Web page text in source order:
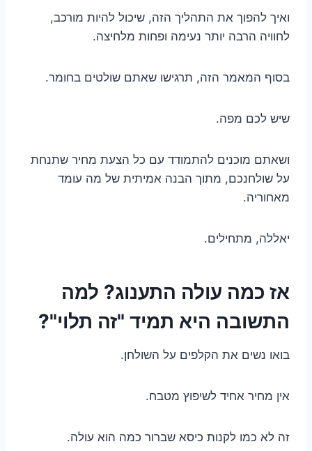
ואיך להפוך את התהליך הזה, שיכול להיות מורכב,
לחוויה הרבה יותר נעימה ופחות מלחיצה.
בסוף המאמר הזה, תרגישו שאתם שולטים בחומר.
שיש לכם מפה.
ושאתם מוכנים להתמודד עם כל הצעת מחיר שתנחת
על שולחנכם, מתוך הבנה אמיתית של מה עומד
מאחוריה.
יאללה, מתחילים.
אז כמה עולה התענוג? למה
התשובה היא תמיד "זה תלוי"?
בואו נשים את הקלפים על השולחן.
אין מחיר אחיד לשיפוץ מטבח.
זה לא כמו לקנות כיסא שברור כמה הוא עולה.